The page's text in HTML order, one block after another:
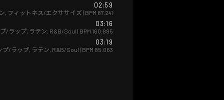
02:59
フィットネス/エクササイズ | BPM 87.241
03:16
/ラップ ラテン R&B/Soul | BPM 160.895
03:19
プ/ラップ ラテン R&B/Soul | BPM 85.063